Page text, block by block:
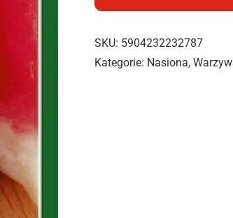
SKU: 5904232232787
Kategorie: Nasiona,